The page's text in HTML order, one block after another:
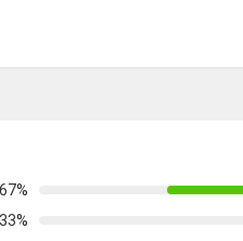
67%
33%